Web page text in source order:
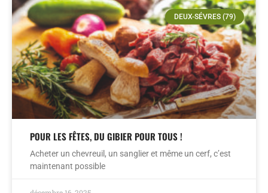
DEUX-SÉVRES (79)
POUR LES FÊTES, DU GIBIER POUR TOUS !
Acheter un chevreuil, un sanglier et même un cerf, c’est
maintenant possible